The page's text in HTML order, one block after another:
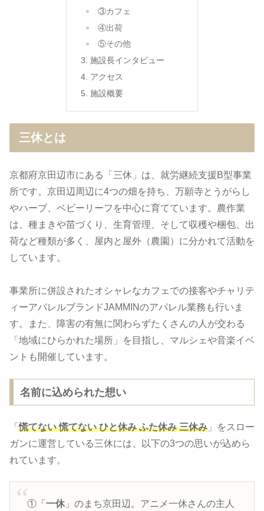
③カフェ
④出荷
⑤その他
施設長インタビュー
アクセス
施設概要
三休とは
京都府京田辺市にある「三休」は、就労継続支援B型事業
所です。京田辺周辺に4つの畑を持ち、万願寺とうがらし
やハーブ、ベビーリーフを中心に育てています。農作業
は、種まきや苗づくり、生育管理、そして収穫や梱包、出
荷など種類が多く、屋内と屋外（農園）に分かれて活動を
しています。
事業所に併設されたオシャレなカフェでの接客やチャリテ
ィーアパレルブランドJAMMINのアパレル業務も行いま
す。また、障害の有無に関わらずたくさんの人が交わる
「地域にひらかれた場所」を目指し、マルシェや音楽イベ
ントも開催しています。
名前に込められた想い
「慌てない 慌てない ひと休み ふた休み 三休み 」をスロー
ガンに運営している三休には、以下の3つの思いが込めら
れています。
①「 一休」のまち京田辺。アニメ一休さんの主人